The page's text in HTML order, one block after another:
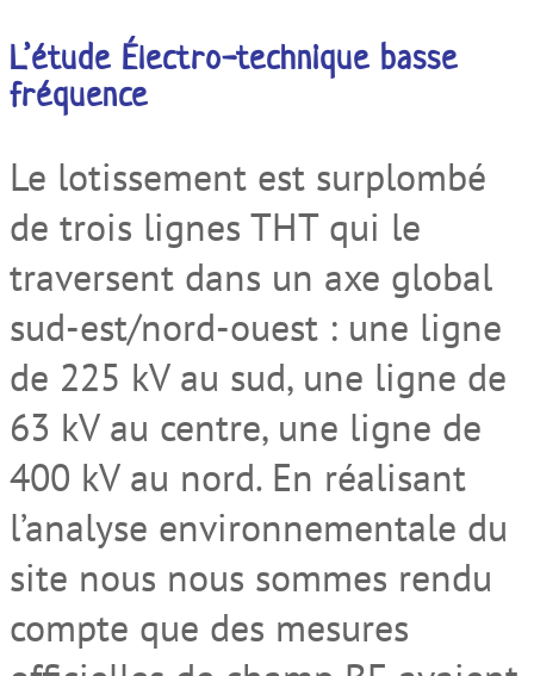
L’étude Électro-technique basse
fréquence
Le lotissement est surplombé
de trois lignes THT qui le
traversent dans un axe global
sud-est/nord-ouest : une ligne
de 225 kV au sud, une ligne de
63 kV au centre, une ligne de
400 kV au nord. En réalisant
l’analyse environnementale du
site nous nous sommes rendu
compte que des mesures